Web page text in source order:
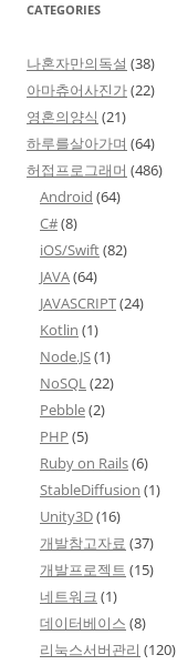
CATEGORIES
나혼자만의독설 (38)
아마츄어사진가(22)
영혼의양식 (21)
하루를살아가며 (64)
허접프로그래머 (486)
Android (64)
C#(8)
iOS/Swift(82)
JAVA(64)
JAVASCRIPT(24)
Kotlin (1)
Node.JS(1)
NoSQL(22)
Pebble(2)
PHP (5)
Ruby on Rails(6)
StableDiffusion (1)
Unity3D(16)
개발참고자료 (37)
개발프로젝트 (15)
네트워크 (1)
데이터베이스 (8)
리눅스서버관리 (120)